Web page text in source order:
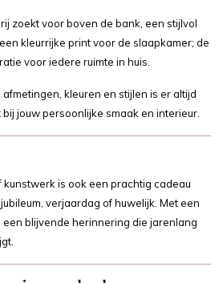
zoekt voor boven de bank, een stijlvol
kleurrijke print voor de slaapkamer; de
voor iedere ruimte in huis.
kleuren en stijlen is er altijd
jouw persoonlijke smaak en interieur.
is ook een prachtig cadeau
verjaardag of huwelijk. Met een
blijvende herinnering die jarenlang